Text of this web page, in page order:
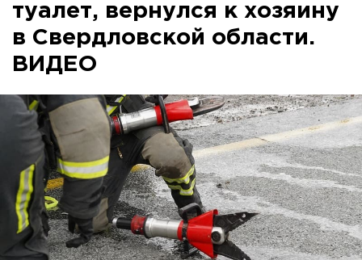
туалет, вернулся к хозяину
в Свердловской области.
ВИДЕО